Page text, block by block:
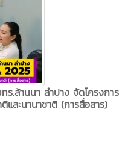
ร.ล้านนา ลำปาง จัดโครงการ
ละนานาชาติ (การสื่อสาร)